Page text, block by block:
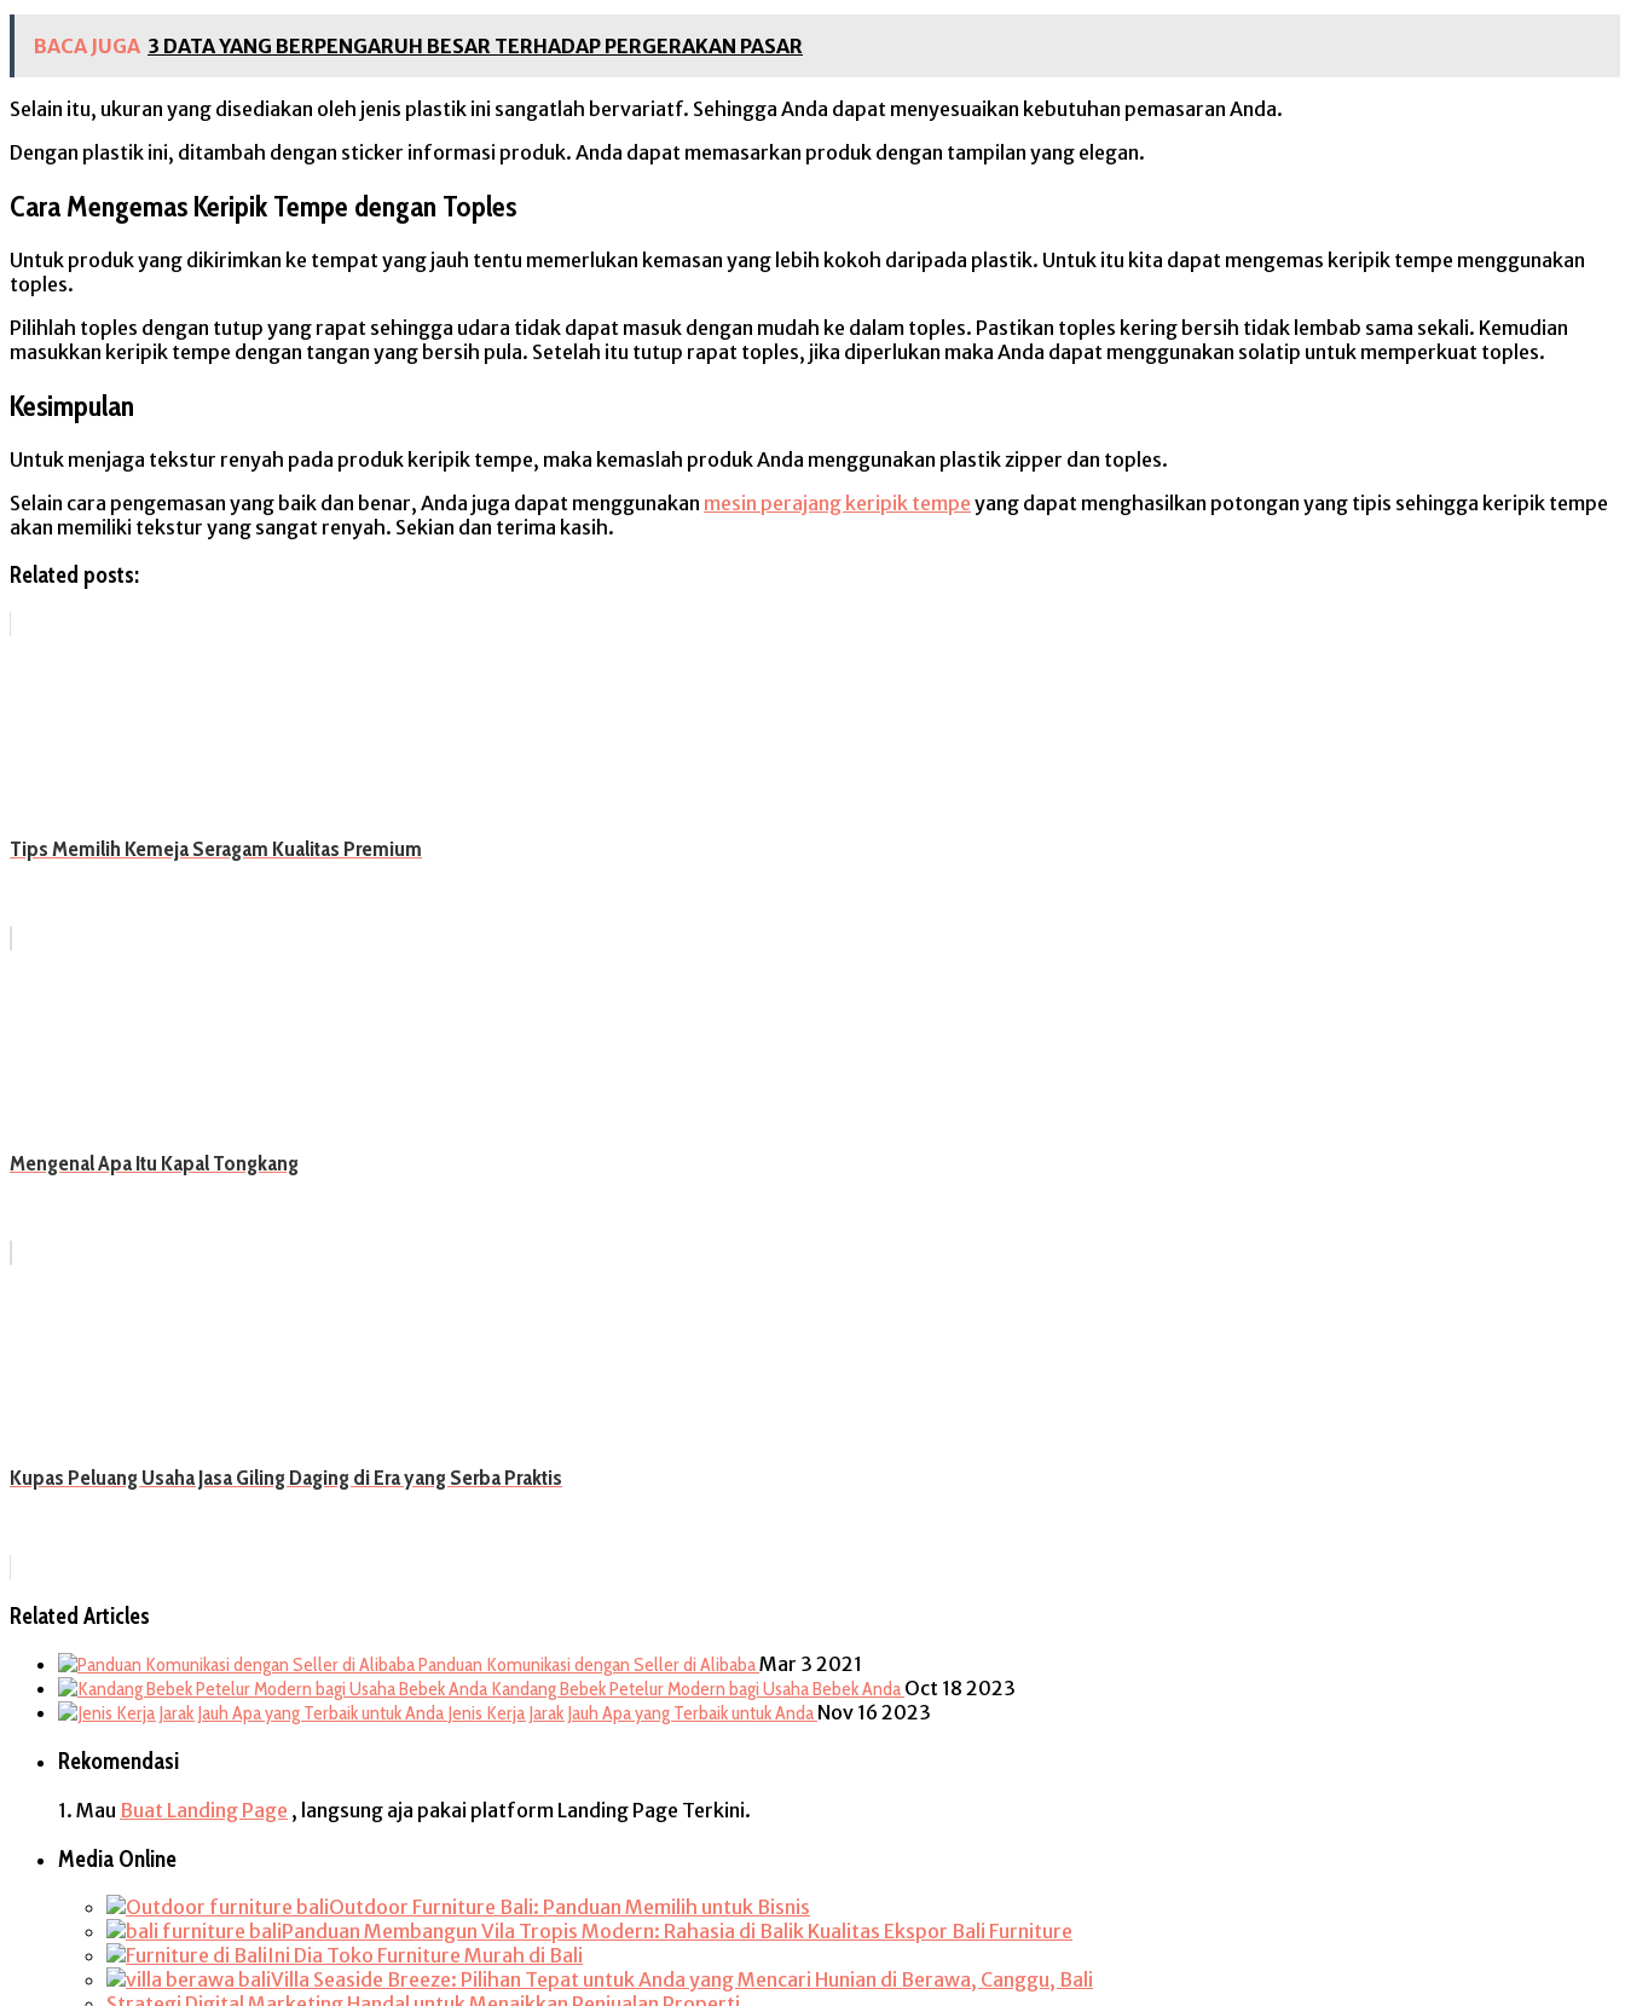
BACA JUGA 3 DATA YANG BERPENGARUH BESAR TERHADAP PERGERAKAN PASAR
Selain itu, ukuran yang disediakan oleh jenis plastik ini sangatlah bervariatf. Sehingga Anda dapat menyesuaikan kebutuhan pemasaran Anda.
Dengan plastik ini, ditambah dengan sticker informasi produk. Anda dapat memasarkan produk dengan tampilan yang elegan.
Cara Mengemas Keripik Tempe dengan Toples
Untuk produk yang dikirimkan ke tempat yang jauh tentu memerlukan kemasan yang lebih kokoh daripada plastik. Untuk itu kita dapat mengemas keripik tempe menggunakan
toples.
Pilihlah toples dengan tutup yang rapat sehingga udara tidak dapat masuk dengan mudah ke dalam toples. Pastikan toples kering bersih tidak lembab sama sekali. Kemudian
masukkan keripik tempe dengan tangan yang bersih pula. Setelah itu tutup rapat toples, jika diperlukan maka Anda dapat menggunakan solatip untuk memperkuat toples.
Kesimpulan
Untuk menjaga tekstur renyah pada produk keripik tempe, maka kemaslah produk Anda menggunakan plastik zipper dan toples.
Selain cara pengemasan yang baik dan benar, Anda juga dapat menggunakan mesin perajang keripik tempe yang dapat menghasilkan potongan yang tipis sehingga keripik tempe
akan memiliki tekstur yang sangat renyah. Sekian dan terima kasih.
Related posts:
Tips Memilih Kemeja Seragam Kualitas Premium
Mengenal Apa Itu Kapal Tongkang
Kupas Peluang Usaha Jasa Giling Daging di Era yang Serba Praktis
Related Articles
Panduan Komunikasi dengan Seller di AlibabaMar 3 2021
Kandang Bebek Petelur Modern bagi Usaha Bebek Anda Oct 18 2023
Jenis Kerja Jarak Jauh Apa yang Terbaik untuk Anda Nov 16 2023
Rekomendasi
1. Mau Buat Landing Page , langsung aja pakai platform Landing Page Terkini.
Media Online
Outdoor Furniture Bali: Panduan Memilih untuk Bisnis
Panduan Membangun Vila Tropis Modern: Rahasia di Balik Kualitas Ekspor Bali Furniture
Ini Dia Toko Furniture Murah di Bali
Villa Seaside Breeze: Pilihan Tepat untuk Anda yang Mencari Hunian di Berawa, Canggu, Bali